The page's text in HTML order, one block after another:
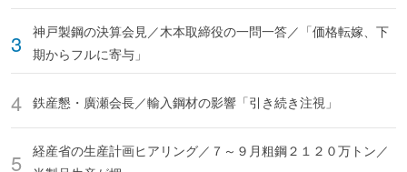
神戸製鋼の決算会見／木本取締役の一問一答／「価格転嫁、下
期からフルに寄与」
鉄産懇・廣瀬会長／輸入鋼材の影響「引き続き注視」
経産省の生産計画ヒアリング／７～９月粗鋼２１２０万トン／